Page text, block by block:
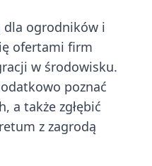
dla ogrodników i
ofertami firm
w środowisku.
poznać
a także zgłębić
z zagrodą